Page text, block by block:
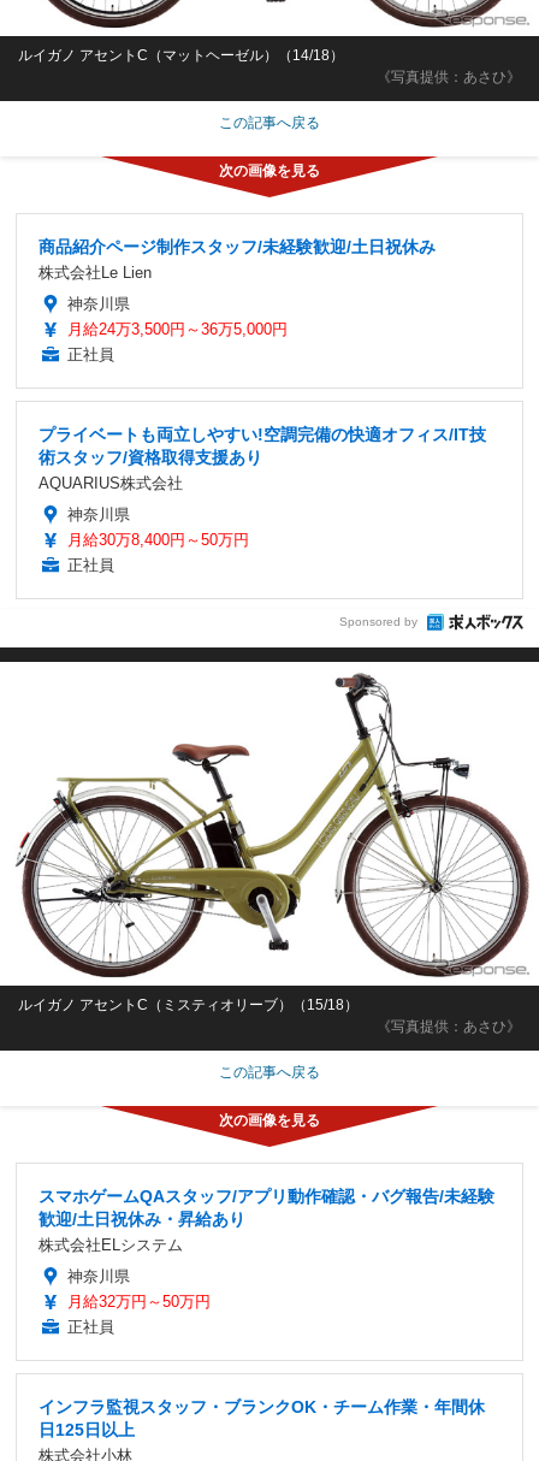
《写真提供：あさひ》
ルイガノ アセントC（マットヘーゼル）（14/18）
この記事へ戻る
商品紹介ページ制作スタッフ/未経験歓迎/土日祝休み
株式会社Le Lien
神奈川県
月給24万3,500円～36万5,000円
正社員
プライベートも両立しやすい!空調完備の快適オフィス/IT技
術スタッフ/資格取得支援あり
AQUARIUS株式会社
神奈川県
月給30万8,400円～50万円
正社員
Sponsored by
《写真提供：あさひ》
ルイガノ アセントC（ミスティオリーブ）（15/18）
この記事へ戻る
スマホゲームQAスタッフ/アプリ動作確認・バグ報告/未経験
歓迎/土日祝休み・昇給あり
株式会社ELシステム
神奈川県
月給32万円～50万円
正社員
インフラ監視スタッフ・ブランクOK・チーム作業・年間休
日125日以上
株式会社小林